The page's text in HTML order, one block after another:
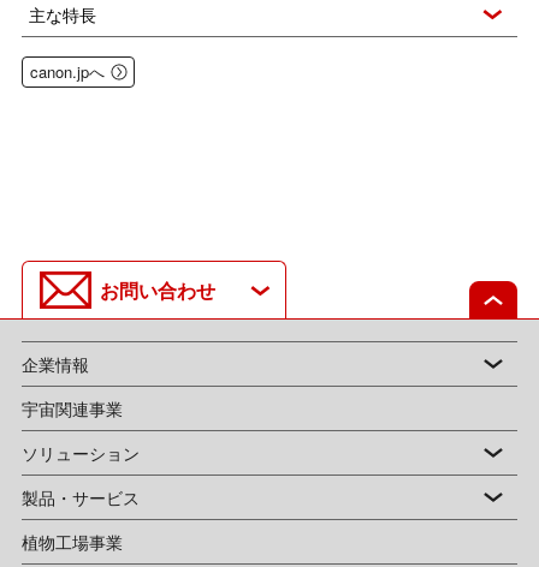
主な特長
canon.jpへ
お問い合わせ
企業情報
宇宙関連事業
ソリューション
製品・サービス
植物工場事業